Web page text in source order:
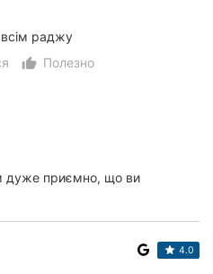
раджу
thumb_up_alt
Полезно
дуже приємно, що ви
4.0